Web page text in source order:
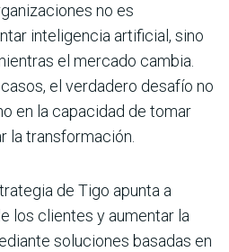
no es
inteligencia artificial, sino
el mercado cambia.
el verdadero desafío no
en la capacidad de tomar
la transformación.
de Tigo apunta a
los clientes y aumentar la
soluciones basadas en